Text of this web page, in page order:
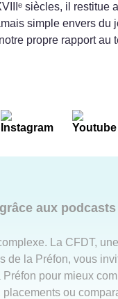
siècles, il restitue
simple envers du
propre rapport au
aux
La CFDT,
de la Préfon, vous
pour mieux
ou